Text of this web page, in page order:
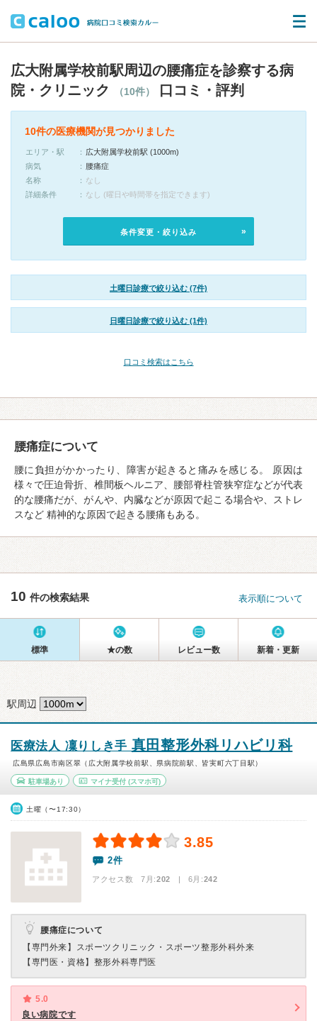
広大附属学校前駅周辺の腰痛症を診察する病
院・クリニック
（10件） 口コミ・評判
10件の医療機関が見つかりました
エリア・駅
広大附属学校前駅 (1000m)
病気
腰痛症
名称
なし
詳細条件
なし (曜日や時間帯を指定できます)
条件変更・絞り込み
土曜日診療で絞り込む (7件)
日曜日診療で絞り込む (1件)
口コミ検索はこちら
腰痛症について
腰に負担がかかったり、障害が起きると痛みを感じる。 原因は
様々で圧迫骨折、椎間板ヘルニア、腰部脊柱管狭窄症などが代表
的な腰痛だが、がんや、内臓などが原因で起こる場合や、ストレ
スなど 精神的な原因で起きる腰痛もある。
10 件の検索結果 表示順について
標準 ★の数 レビュー数 新着・更新
駅周辺
医療法人 凜りしき手 真田整形外科リハビリ科
広島県広島市南区翠（広大附属学校前駅、県病院前駅、皆実町六丁目駅）
駐車場あり マイナ受付(スマホ可)
土曜（〜17:30）
3.85
2件
アクセス数 7月:202 | 6月:242
腰痛症について
【専門外来】 スポーツクリニック・スポーツ整形外科外来
【専門医・資格】 整形外科専門医
5.0
良い病院です